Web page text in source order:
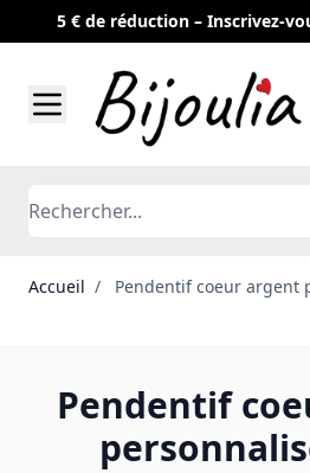
5 € de réduction – Inscrivez-
Rechercher
Accueil / Pendentif coeur argent
Pendentif